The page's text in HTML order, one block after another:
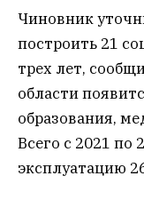
Чиновник
построить 21
трех лет,
области
образования,
Всего с 2021 по
эксплуатацию